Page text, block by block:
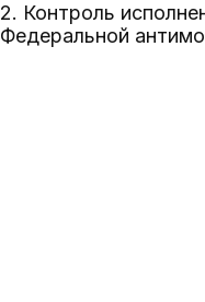
2. Контроль
Федеральной